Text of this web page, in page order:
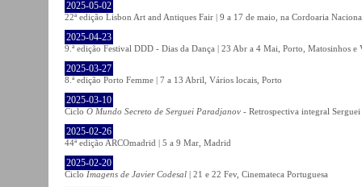
2025-05-02
22ª edição Lisbon Art and Antiques Fair | 9 a 17 de maio, na Cordoaria
2025-04-23
9.ª edição Festival DDD - Dias da Dança | 23 Abr a 4 Mai, Porto, Matosinhos e
2025-03-27
8.ª edição Porto Femme | 7 a 13 Abril, Vários locais, Porto
2025-03-10
Ciclo O Mundo Secreto de Serguei Paradjanov - Retrospectiva integral
2025-02-26
44ª edição ARCOmadrid | 5 a 9 Mar, Madrid
2025-02-20
Ciclo Imagens de Javier Codesal | 21 e 22 Fev, Cinemateca Portuguesa